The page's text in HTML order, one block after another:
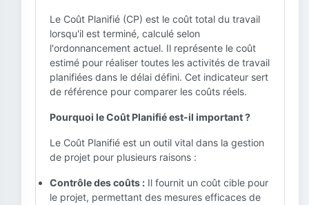
Le Coût Planifié (CP) est le coût total du travail
lorsqu'il est terminé, calculé selon
l'ordonnancement actuel. Il représente le coût
estimé pour réaliser toutes les activités de travail
planifiées dans le délai défini. Cet indicateur sert
de référence pour comparer les coûts réels.
Pourquoi le Coût Planifié est-il important ?
Le Coût Planifié est un outil vital dans la gestion
de projet pour plusieurs raisons :
Contrôle des coûts : Il fournit un coût cible pour
le projet, permettant des mesures efficaces de